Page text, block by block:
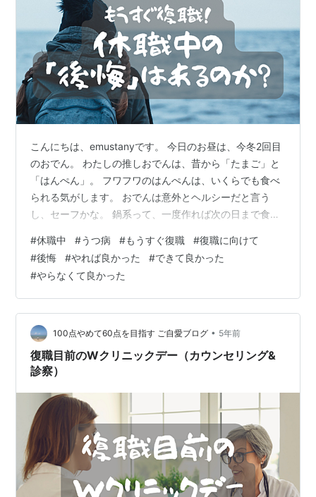
こんにちは、emustanyです。 今日のお昼は、今冬2回目
のおでん。 わたしの推しおでんは、昔から「たまご」と
「はんぺん」。 フワフワのはんぺんは、いくらでも食べ
られる気がします。 おでんは意外とヘルシーだと言う
し、セーフかな。 鍋系って、一度作れば次の日まで食べ
が幅を利かせそうです。 ＃何気に、特別お題「わたしの
推し」・・・？ □□□ もくじ □□□ 果たして後悔
は・・・ある？ 休職中「やっておけば良かった」3つの
こと 1．仕事/会社勤めだとできない格好をする 2．ひた
すら寝る、ダラダラする 3．旅行/おでかけする 休職中
「やらなくて良か…
#休職中 #うつ病 #もうすぐ復職 #復職に向けて
#後悔 #やれば良かった #できて良かった
#やらなくて良かった
100点やめて60点を目指す ご自愛ブログ • 5年前
復職目前のWクリニックデー（カウンセリング&
診察）